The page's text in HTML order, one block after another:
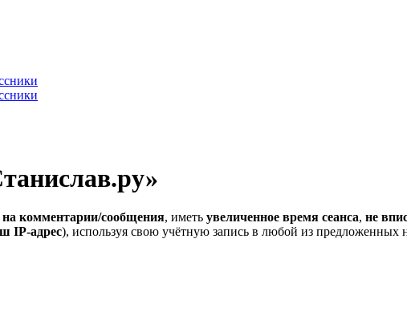
на комментарии/сообщения, иметь увеличенное время сеанса, не
IP-адрес), используя свою учётную запись в любой из